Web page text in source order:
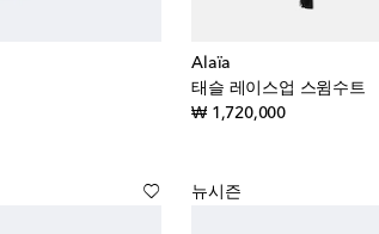
Alaïa
태슬 레이스업 스윔수트
₩ 1,720,000original price
뉴시즌